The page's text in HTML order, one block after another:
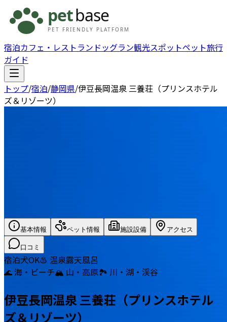
宿泊カフェ・レストラン ドッグラン観光スポットペット旅行
ガイド
トップ/宿泊/静岡県/伊豆長岡温泉 三養荘（プリンスホテル
ズ＆リゾーツ）
基本情報 ペット情報 施設設備 アクセス
口コミ
宿泊犬OK♨️ 温泉露天風呂
🌊 海・ビーチ🏔️ 山・高原🏞️ 川・湖・渓谷
伊豆長岡温泉 三養荘（プリンスホテル
ズ＆リゾーツ）